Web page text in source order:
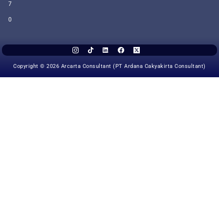
7
0
Copyright © 2026 Arcarta Consultant (PT Ardana Cakyakirta Consultant)